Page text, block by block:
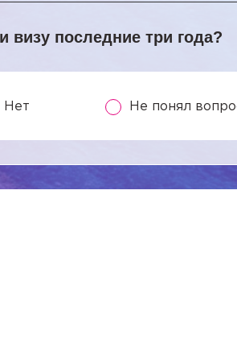
визу последние три года?
Нет Не понял